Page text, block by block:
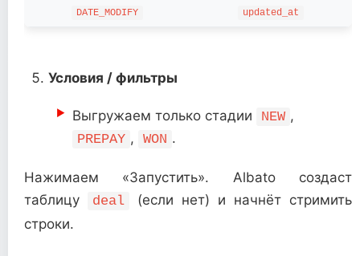
DATE_MODIFY updated_at
Условия / фильтры
Выгружаем только стадии NEW ,
PREPAY , WON .
Нажимаем «Запустить». Albato создаст
таблицу
deal
(если нет) и начнёт стримить
строки.